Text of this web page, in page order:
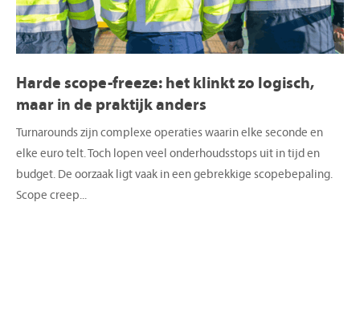
Harde scope-freeze: het klinkt zo logisch,
maar in de praktijk anders
Turnarounds zijn complexe operaties waarin elke seconde en
elke euro telt. Toch lopen veel onderhoudsstops uit in tijd en
budget. De oorzaak ligt vaak in een gebrekkige scopebepaling.
Scope creep...